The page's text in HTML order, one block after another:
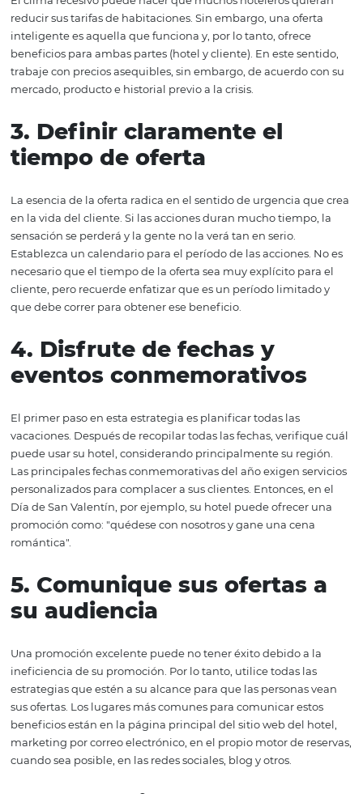
servicio realmente se conecta con los deseos y temores
audiencia o si simplemente se pierde en tantas
mercado que ofrecen lo mismo. Descubra cómo crear
específicas con nuestro artículo completo sobre el tema:
¿Conoce ofertas personalizadas? ¡Vea cómo usarlo
2. Asegurar ganancias
ambos lados
El clima recesivo puede hacer que muchos hoteleros
reducir sus tarifas de habitaciones. Sin embargo, una
inteligente es aquella que funciona y, por lo tanto,
beneficios para ambas partes (hotel y cliente). En este
mercado, producto e historial previo a la crisis.
tiempo de oferta
La esencia de la oferta radica en el sentido de urgencia
en la vida del cliente. Si las acciones duran mucho
sensación se perderá y la gente no la verá tan en serio.
Establezca un calendario para el período de las
cliente, pero recuerde enfatizar que es un período
que debe correr para obtener ese beneficio.
4. Disfrute de fechas y
eventos conmemorativos
El primer paso en esta estrategia es planificar todas las
vacaciones. Después de recopilar todas las fechas,